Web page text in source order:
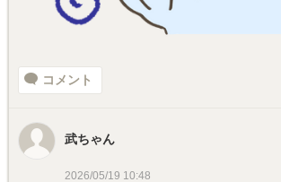
コメント
武ちゃん
2026/05/19 10:48